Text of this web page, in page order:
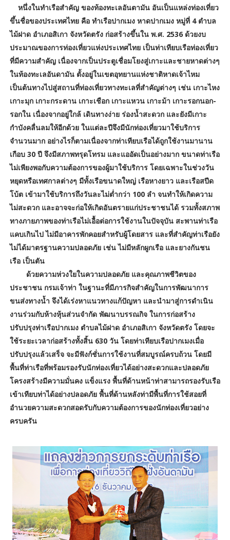
หนึ่งในทำเรือสำคัญ ของท้องทะเลอันตามัน อันเป็นแหล่งท่องเที่ยว
ขึ้นชื่อของประเทศไทย คือ ทำเรือปากเมง หาดปากเมง หมู่ที่ 4 ตำบล
ไม้ฝาด อำเภอสิเกา จังหวัดตรัง ก่อสร้างขึ้นใน พ.ศ. 2536 ด้วยงบ
ประมาณของการท่องเที่ยวแห่งประเทศไทย เป็นท่าเทียบเรือท่องเที่ยว
ที่มีความสำคัญ เนื่องจากเป็นประตูเชื่อมโยงสู่เกาะและชายหาดต่างๆ
ในท้องทะเลอันดามัน ตั้งอยู่ในเขตอุทยานแห่งชาติหาดเจ้าไหม
เป็นต้นทางไปสู่สถานที่ท่องเที่ยวทางทะเลที่สำคัญต่างๆ เช่น เกาะไหง
เกาะมุก เกาะกระดาน เกาะเชือก เกาะแหวน เกาะม้า เกาะรอกนอก-
รอกใน เนื่องจากอยู่ใกล้ เดินทางง่าย ร่องน้ำสะดวก และยังมีเกาะ
กำบังคลื่นลมให้อีกด้วย ในแต่ละปีจึงมีนักท่องเที่ยวมาใช้บริการ
จำนวนมาก อย่างไรก็ตามเนื่องจากท่าเทียบเรือได้ถูกใช้งานมานาน
เกือบ 30 ปี จึงมีสภาพทรุดโทรม และแออัดเป็นอย่างมาก ขนาดท่าเรือ
ไม่เพียงพอกับความต้องการของผู้มาใช้บริการ โดยเฉพาะในช่วงวัน
หยุดหรือเทศกาลต่างๆ มีทั้งเรือขนาดใหญ่ เรือหางยาว และเรือสปีด
โบ้ต เข้ามาใช้บริการถึงวันละไม่ต่ำกว่า 100 ลำ จนทำให้เกิดความ
ไม่สะดวก และอาจจะก่อให้เกิดอันตรายแก่ประชาชนได้ รวมทั้งสภาพ
ทางภายภาพของท่าเรือไม่เอื้อต่อการใช้งานในปัจจุบัน สะพานท่าเรือ
แคบเกินไป ไม่มีอาคารพักคอยสำหรับผู้โดยสาร และที่สำคัญท่าเรือยัง
ไม่ได้มาตรฐานความปลอดภัย เช่น ไม่มีหลักผูกเรือ และยางกันชน
เรือ เป็นตัน
ด้วยความห่วงใยในความปลอดภัย และคุณภาพชีวิตของ
ประชาชน กรมเจ้าท่า ในฐานะที่มีภารกิจสำคัญในการพัฒนาการ
ขนส่งทางน้ำ จึงได้เร่งหาแนวทางแก้ปัญหา และนำมาสู่การดำเนิน
งานร่วมกับห้างหุ้นส่วนจำกัด พัฒนาบรรณกิจ ในการก่อสร้าง
ปรับปรุงท่าเรือปากเมง ตำบลไม้ฝาด อำเภอสิเกา จังหวัดตรัง โดยจะ
ใช้ระยะเวลาก่อสร้างทั้งสิ้น 630 วัน โดยท่าเทียบเรือปากเมงเมื่อ
ปรับปรุงแล้วเสร็จ จะมีฟังก์ชั่นการใช้งานที่สมบูรณ์ครบถ้วน โดยมี
พื้นที่ท่าเรือที่พร้อมรองรับนักท่องเที่ยวได้อย่างสะดวกและปลอดภัย
โครงสร้างมีความมั่นคง แข็งแรง พื้นที่ด้านหน้าท่าสามารถรองรับเรือ
เข้าเทียบท่าได้อย่างปลอดภัย พื้นที่ด้านหลังท่ามีพื้นที่การใช้สอยที่
อำนวยความสะดวกสอดรับกับความต้องการของนักท่องเที่ยวอย่าง
ครบครัน